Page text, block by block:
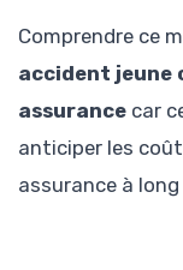
Comprendre ce
accident jeune
assurance car
anticiper les
assurance à